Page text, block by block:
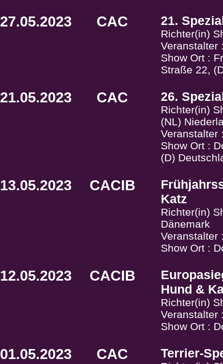
27.05.2023 CAC 21.
Richter(in)
Veranstalter
Show Ort :
Straße 22,
21.05.2023 CAC 26.
Richter(in)
(NL)
Veranstalter
Show Ort :
(D)
13.05.2023 CACIB
Katz
Richter(in)
Dänemark
Veranstalter
Show Ort :
12.05.2023 CACIB
Hund &
Richter(in)
Veranstalter
Show Ort :
01.05.2023 CAC Terrier-